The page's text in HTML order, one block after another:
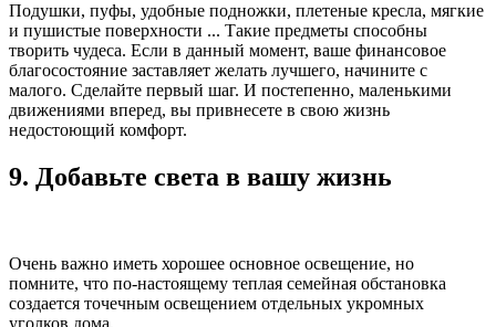
Подушки, пуфы, удобные подножки, плетеные кресла, мягкие
и пушистые поверхности ... Такие предметы способны
творить чудеса. Если в данный момент, ваше финансовое
благосостояние заставляет желать лучшего, начините с
малого. Сделайте первый шаг. И постепенно, маленькими
движениями вперед, вы привнесете в свою жизнь
недостоющий комфорт.
9. Добавьте света в вашу жизнь
Очень важно иметь хорошее основное освещение, но
помните, что по-настоящему теплая семейная обстановка
создается точечным освещением отдельных укромных